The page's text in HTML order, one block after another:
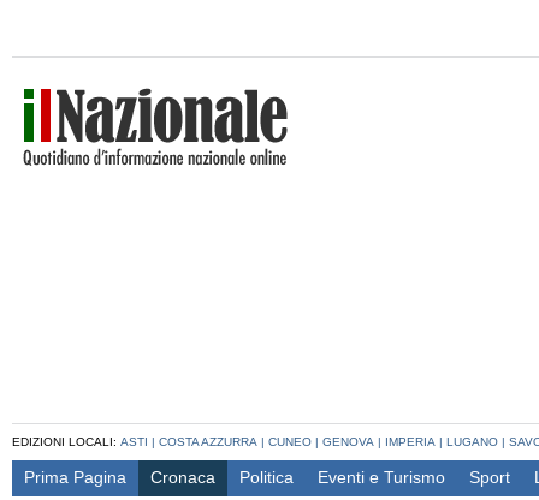
EDIZIONI LOCALI: ASTI | COSTA AZZURRA | CUNEO | GENOVA | IMPERIA | LUGANO |
Prima Pagina Cronaca Politica Eventi e Turismo Sport